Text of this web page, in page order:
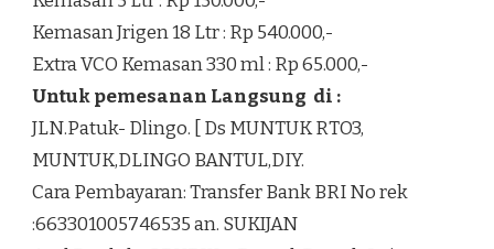
Kemasan Jrigen 18 Ltr : Rp 540.000,-
Extra VCO Kemasan 330 ml : Rp 65.000,-
Untuk pemesanan Langsung di :
JLN.Patuk- Dlingo. [ Ds MUNTUK RTO3,
MUNTUK,DLINGO BANTUL,DIY.
Cara Pembayaran: Transfer Bank BRI No rek
:663301005746535 an. SUKIJAN